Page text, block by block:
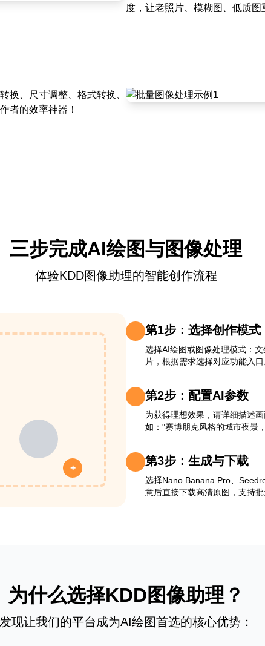
度，让老照片、模糊图、低质图
换、尺寸调整、格式转换、
者的效率神器！
三步完成AI绘图与图像处理
体验KDD图像助理的智能创作流程
+
第1步：选择创作模式
选择AI绘图或图像处理模式：
片，根据需求选择对应功能入口
第2步：配置AI参数
为获得理想效果，请详细描述
如："赛博朋克风格的城市夜景
第3步：生成与下载
选择Nano Banana Pro、
意后直接下载高清原图，支持批
为什么选择KDD图像助理？
发现让我们的平台成为AI绘图首选的核心优势：